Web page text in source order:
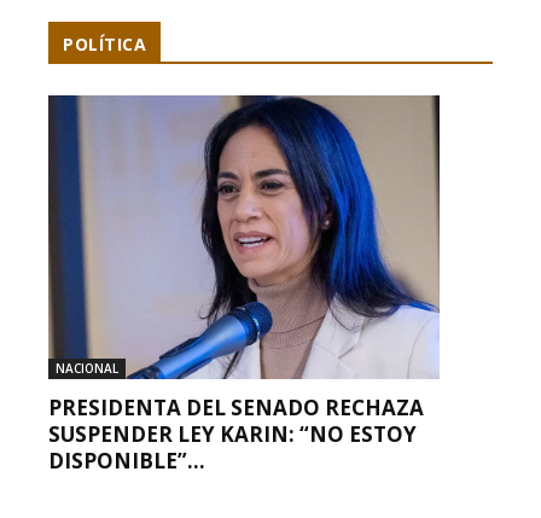
POLÍTICA
NACIONAL
PRESIDENTA DEL SENADO RECHAZA
SUSPENDER LEY KARIN: “NO ESTOY
DISPONIBLE”...